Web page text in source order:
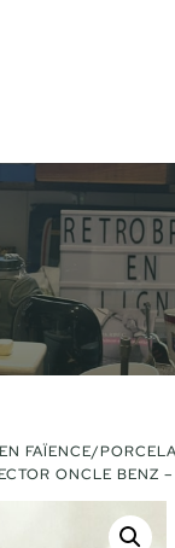
FAÏENCE/
ONCLE BENZ –